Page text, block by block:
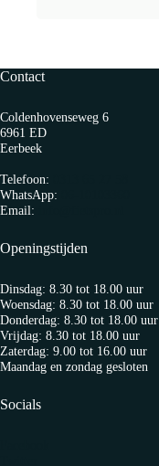
Contact
Coldenhovenseweg 6
6961 ED
Eerbeek
Telefoon:
WhatsApp:
Email:
Openingstijden
Dinsdag: 8.30 tot 18.00 uur
Woensdag: 8.30 tot 18.00 uur
Donderdag: 8.30 tot 18.00 uur
Vrijdag: 8.30 tot 18.00 uur
Zaterdag: 9.00 tot 16.00 uur
Maandag en zondag gesloten
Socials